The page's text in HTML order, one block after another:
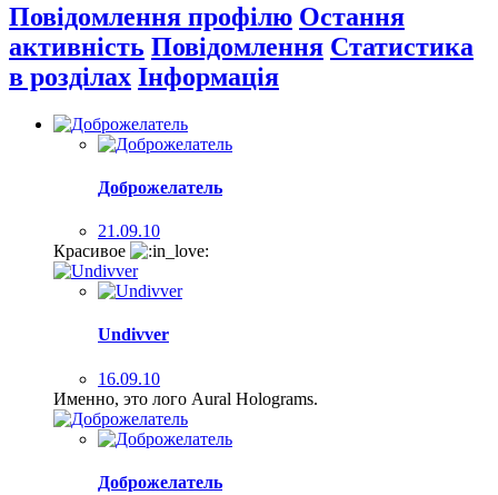
Повідомлення профілю Остання
активність Повідомлення Статистика
в розділах Інформація
Доброжелатель
21.09.10
Красивое
Undivver
16.09.10
Именно, это лого Aural Holograms.
Доброжелатель